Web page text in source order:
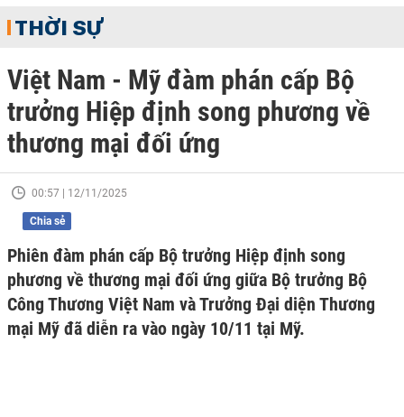
THỜI SỰ
Việt Nam - Mỹ đàm phán cấp Bộ
trưởng Hiệp định song phương về
thương mại đối ứng
00:57 | 12/11/2025
Chia sẻ
Phiên đàm phán cấp Bộ trưởng Hiệp định song
phương về thương mại đối ứng giữa Bộ trưởng Bộ
Công Thương Việt Nam và Trưởng Đại diện Thương
mại Mỹ đã diễn ra vào ngày 10/11 tại Mỹ.